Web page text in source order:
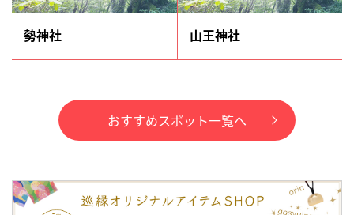
勢神社 山王神社
おすすめスポット一覧へ